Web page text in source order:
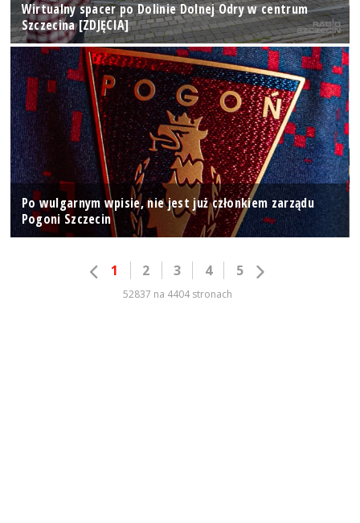
Wirtualny spacer po Dolinie Dolnej Odry w centrum
Szczecina [ZDJĘCIA]
Po wulgarnym wpisie, nie jest już członkiem zarządu
Pogoni Szczecin
1 2 3 4 5
52837 na 4404 stronach